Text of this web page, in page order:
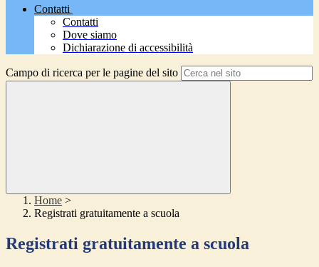
Contatti
Contatti
Dove siamo
Dichiarazione di accessibilità
Campo di ricerca per le pagine del sito
Home >
Registrati gratuitamente a scuola
Registrati gratuitamente a scuola